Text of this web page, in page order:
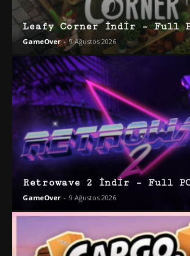
Leafy Corner İndir – Full
GameOver - 9 Ağustos 2026
Retrowave 2 İndir – Full
GameOver - 9 Ağustos 2026